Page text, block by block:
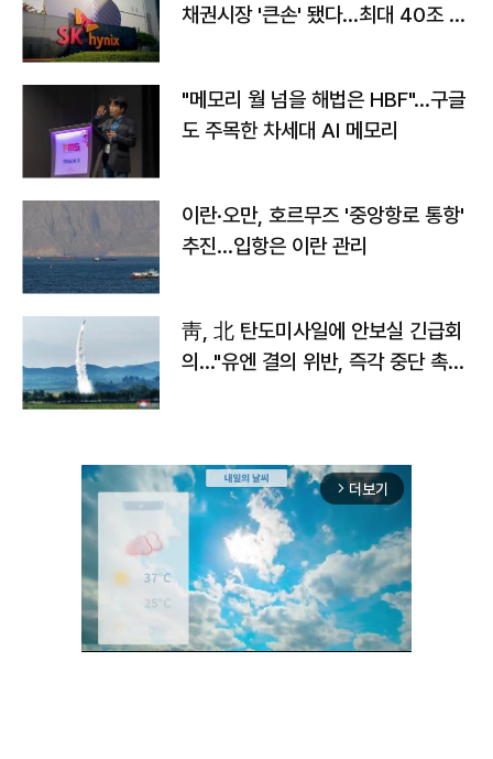
채권시장 '큰손' 됐다…최대 40조 투
"메모리 월 넘을 해법은 HBF"…구글
도 주목한 차세대 AI 메모리
이란·오만, 호르무즈 '중앙항로 통항'
추진…입항은 이란 관리
靑, 北 탄도미사일에 안보실 긴급회
의…"유엔 결의 위반, 즉각 중단 촉
arrow_forward_ios 더보기